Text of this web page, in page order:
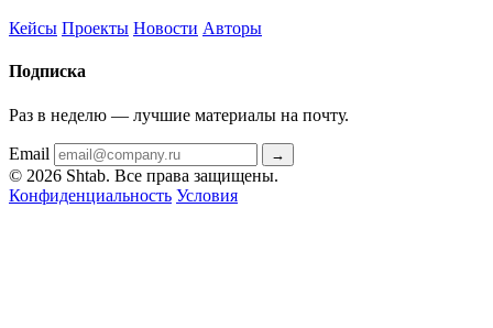
Кейсы Проекты Новости Авторы
Подписка
Раз в неделю — лучшие материалы на почту.
Email →
© 2026 Shtab. Все права защищены.
Конфиденциальность Условия